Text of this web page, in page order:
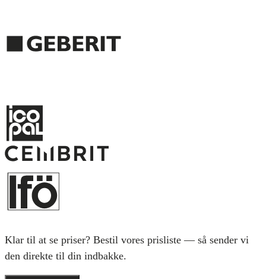
Klar til at se priser? Bestil vores prisliste — så sender vi
den direkte til din indbakke.